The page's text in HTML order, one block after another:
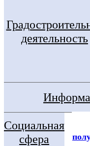
деятельность
Социальная
сфера